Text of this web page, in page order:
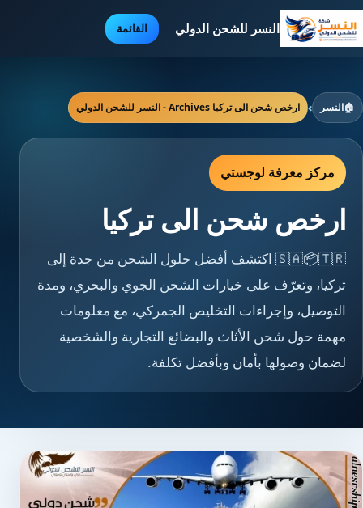
النسر للشحن الدولي القائمة
🏠النسر › ارخص شحن الى تركيا Archives - النسر للشحن الدولي
مركز معرفة لوجستي
ارخص شحن الى تركيا
🇸🇦📦🇹🇷 اكتشف أفضل حلول الشحن من جدة إلى
تركيا، وتعرّف على خيارات الشحن الجوي والبحري، ومدة
التوصيل، وإجراءات التخليص الجمركي، مع معلومات
مهمة حول شحن الأثاث والبضائع التجارية والشخصية
لضمان وصولها بأمان وبأفضل تكلفة.